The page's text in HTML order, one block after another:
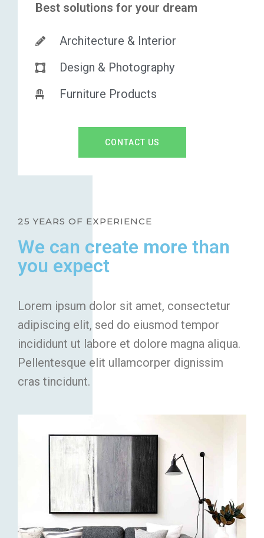
Best solutions for your dream
Architecture & Interior
Design & Photography
Furniture Products
CONTACT US
25 YEARS OF EXPERIENCE
We can create more than
you expect
Lorem ipsum dolor sit amet, consectetur
adipiscing elit, sed do eiusmod tempor
incididunt ut labore et dolore magna aliqua.
Pellentesque elit ullamcorper dignissim
cras tincidunt.